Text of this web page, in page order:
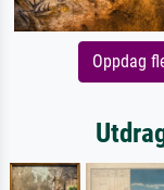
Oppdag